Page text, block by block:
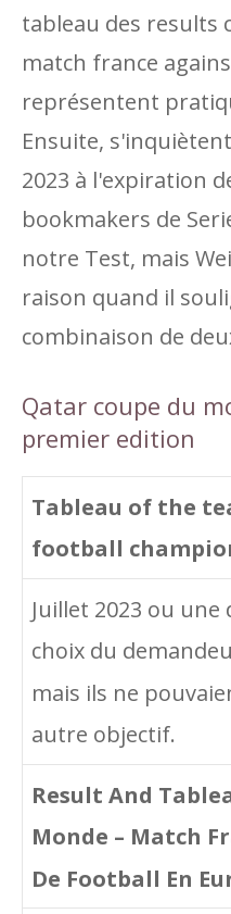
tableau des results
match france
représentent
Ensuite,
2023 à l'expiration
bookmakers de
notre Test, mais
raison quand il
combinaison de
Qatar coupe du
premier edition
Tableau of the
football
Juillet 2023 ou
choix du
mais ils ne
autre objectif.
Result And
Monde – Match
De Football En